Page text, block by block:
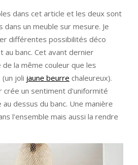
dans cet article et les deux sont
un meuble sur mesure. Je
différentes possibilités déco
au banc. Cet avant dernier
de la même couleur que les
joli jaune beurre chaleureux).
crée un sentiment d'uniformité
dessus du banc. Une manière
l'ensemble mais aussi la rendre